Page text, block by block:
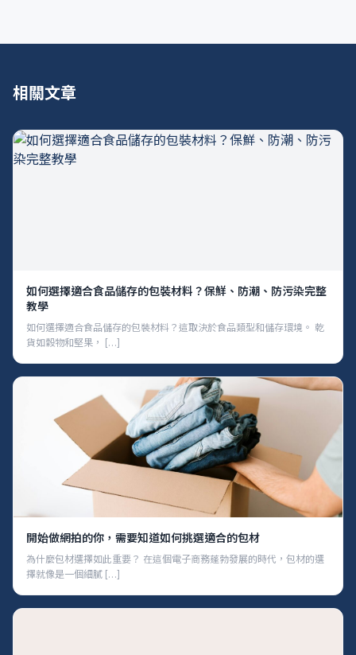
相關文章
如何選擇適合食品儲存的包裝材料？保鮮、防潮、防污染完整
教學
如何選擇適合食品儲存的包裝材料？這取決於食品類型和儲存環境。 乾
貨如穀物和堅果， […]
開始做網拍的你，需要知道如何挑選適合的包材
為什麼包材選擇如此重要？ 在這個電子商務蓬勃發展的時代，包材的選
擇就像是一個細膩 […]